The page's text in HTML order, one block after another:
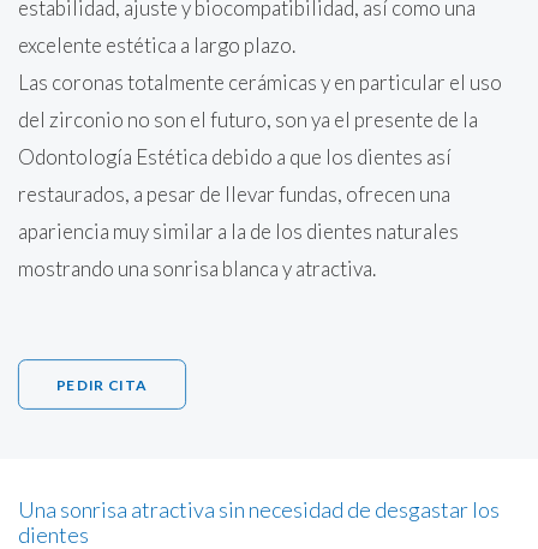
estabilidad, ajuste y biocompatibilidad, así como una
excelente estética a largo plazo.
Las coronas totalmente cerámicas y en particular el uso
del zirconio no son el futuro, son ya el presente de la
Odontología Estética debido a que los dientes así
restaurados, a pesar de llevar fundas, ofrecen una
apariencia muy similar a la de los dientes naturales
mostrando una sonrisa blanca y atractiva.
PEDIR CITA
Una sonrisa atractiva sin necesidad de desgastar los
dientes